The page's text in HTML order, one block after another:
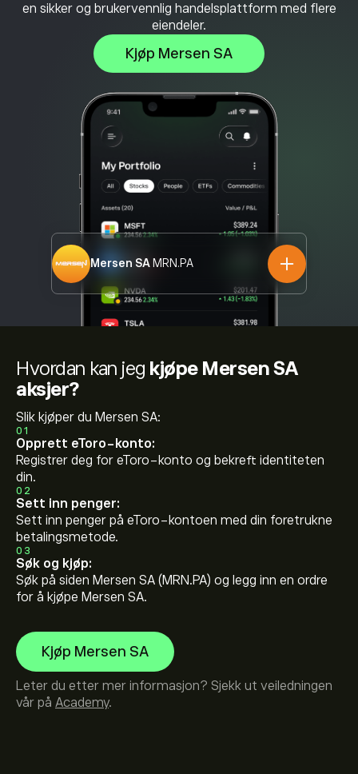
en sikker og brukervennlig handelsplattform med flere
eiendeler.
Kjøp Mersen SA
Mersen SA MRN.PA
Hvordan kan jeg kjøpe Mersen SA
aksjer?
Slik kjøper du Mersen SA:
01
Opprett eToro-konto:
Registrer deg for eToro-konto og bekreft identiteten
din.
02
Sett inn penger:
Sett inn penger på eToro-kontoen med din foretrukne
betalingsmetode.
03
Søk og kjøp:
Søk på siden Mersen SA (MRN.PA) og legg inn en ordre
for å kjøpe Mersen SA.
Kjøp Mersen SA
Leter du etter mer informasjon? Sjekk ut veiledningen
vår på Academy.